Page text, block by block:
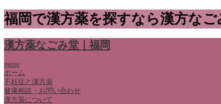
福岡で漢方薬を探すなら漢方なご
漢方薬なごみ堂｜福岡
menu
ホーム
不妊症と漢方薬
健康相談・お問い合わせ
漢方薬について